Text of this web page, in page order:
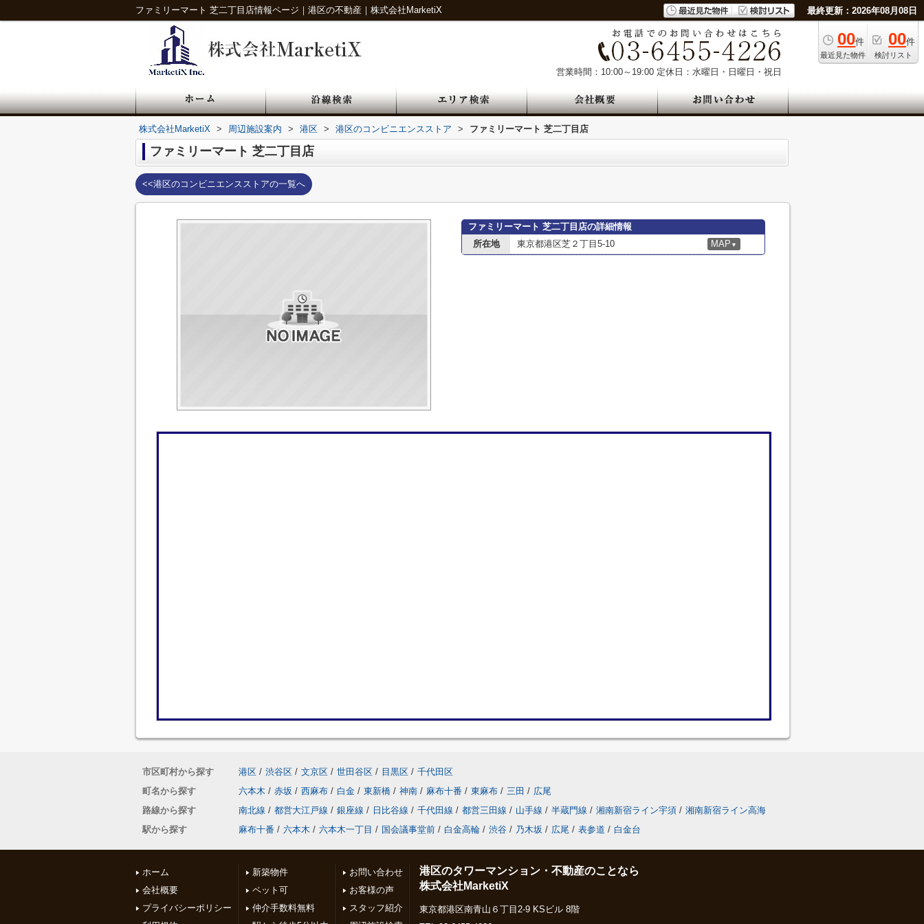
ファミリーマート 芝二丁目店情報ページ｜港区の不動産｜株式会社MarketiX 最終更新：2026年08月08日
00件
最近見た物件
00件
検討リスト
営業時間：10:00～19:00 定休日：水曜日・日曜日・祝日
株式会社MarketiX > 周辺施設案内 > 港区 > 港区のコンビニエンスストア > ファミリーマート 芝二丁目店
ファミリーマート 芝二丁目店
<<港区のコンビニエンスストアの一覧へ
ファミリーマート 芝二丁目店の詳細情報
所在地
東京都港区芝２丁目5-10 MAP ▼
市区町村から探す 港区 / 渋谷区 / 文京区 / 世田谷区 / 目黒区 / 千代田区
町名から探す
六本木 / 赤坂 / 西麻布 / 白金 / 東新橋 / 神南 / 麻布十番 / 東麻布 / 三田 / 広尾
路線から探す
南北線 / 都営大江戸線 / 銀座線 / 日比谷線 / 千代田線 / 都営三田線 / 山手線 / 半蔵門線 / 湘南新宿ライン宇須 / 湘南新宿ライン高海
駅から探す
麻布十番 / 六本木 / 六本木一丁目 / 国会議事堂前 / 白金高輪 / 渋谷 / 乃木坂 / 広尾 / 表参道 / 白金台
ホーム
会社概要
プライバシーポリシー
新築物件
ペット可
仲介手数料無料
お問い合わせ
お客様の声
スタッフ紹介
港区のタワーマンション・不動産のことなら
株式会社MarketiX
東京都港区南青山６丁目2-9 KSビル 8階